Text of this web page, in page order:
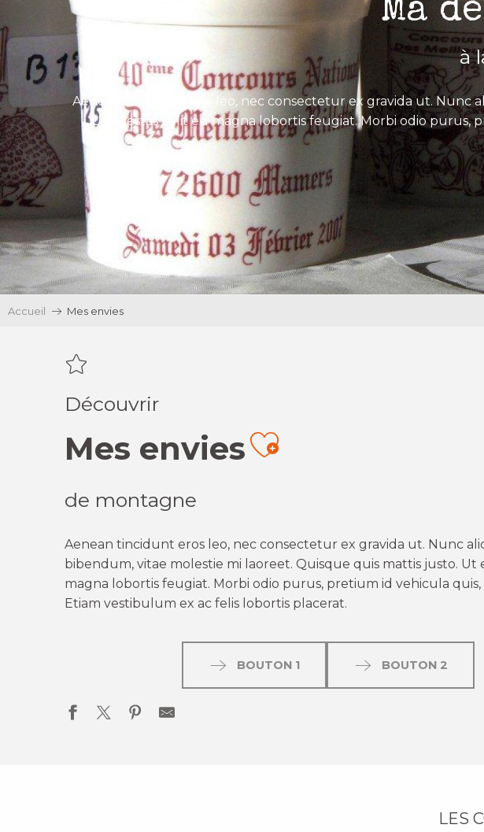
Ma
à
Aenean tincidunt eros leo, nec consectetur ex gravida ut. Nunc
Ut egestas velit eu magna lobortis feugiat. Morbi odio
Accueil Mes envies
Découvrir
Mes enviesAjouter aux
de montagne
Aenean tincidunt eros leo, nec consectetur ex gravida ut. Nunc
bibendum, vitae molestie mi laoreet. Quisque quis mattis justo. Ut
magna lobortis feugiat. Morbi odio purus, pretium id vehicula
Etiam vestibulum ex ac felis lobortis placerat.
BOUTON 1 BOUTON 2
LES